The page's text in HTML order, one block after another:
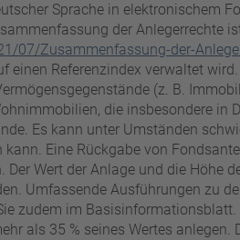
Sprache in elektronischem
der Anlegerrechte
07/Zusammenfassung-der-
Referenzindex verwaltet
(z. B.
die insbesondere in
Es kann unter Umständen
Eine Rückgabe von
Wert der Anlage und die Höhe
Umfassende Ausführungen zu
zudem im
als 35 % seines Wertes